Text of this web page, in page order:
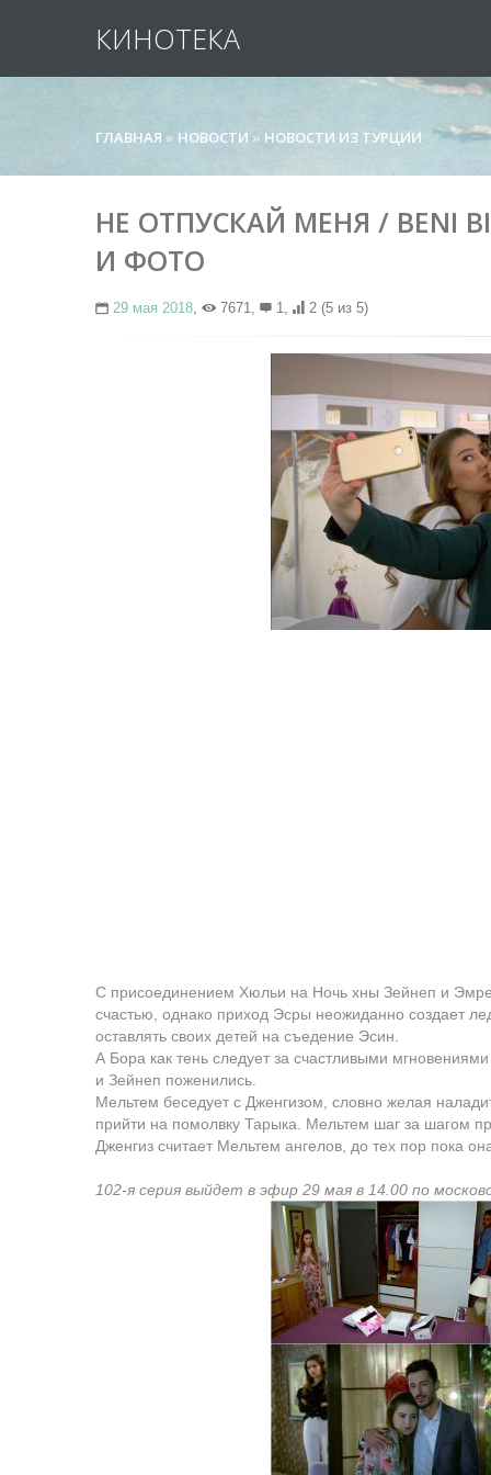
КИНОТЕКА
ГЛАВНАЯ » НОВОСТИ » НОВОСТИ ИЗ ТУРЦИИ
НЕ ОТПУСКАЙ МЕНЯ / BENI
И ФОТО
29 мая 2018, 7671, 1, 2 (5 из 5)
С присоединением Хюльи на Ночь хны Зейнеп и
счастью, однако приход Эсры неожиданно создает
оставлять своих детей на съедение Эсин.
А Бора как тень следует за счастливыми
и Зейнеп поженились.
Мельтем беседует с Дженгизом, словно желая
прийти на помолвку Тарыка. Мельтем шаг за шагом
Дженгиз считает Мельтем ангелов, до тех пор пока
102-я серия выйдет в эфир 29 мая в 14.00 по